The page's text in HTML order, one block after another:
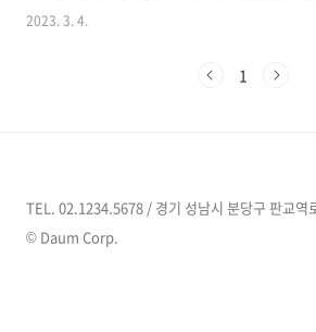
급 받아야 합니다. 자동차 등록증 재발급 방법은 두
이트에서 신청하기. - 검색창에서 자동차 365 사이
2023. 3. 4.
1
TEL. 02.1234.5678 / 경기 성남시 분당구 판교역
© Daum Corp.